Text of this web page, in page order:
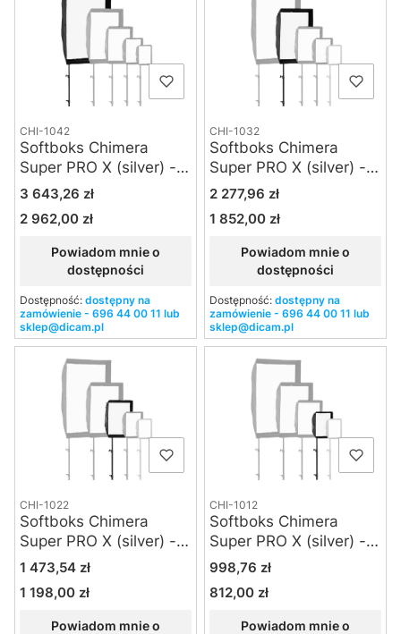
CHI-1042
Softboks Chimera
Super PRO X (silver) -
Large
Cena
3 643,26 zł
Cena
2 962,00 zł
Powiadom mnie o
dostępności
Dostępność: dostępny na
zamówienie - 696 44 00 11 lub
sklep@dicam.pl
CHI-1032
Softboks Chimera
Super PRO X (silver) -
Medium
Cena
2 277,96 zł
Cena
1 852,00 zł
Powiadom mnie o
dostępności
Dostępność: dostępny na
zamówienie - 696 44 00 11 lub
sklep@dicam.pl
CHI-1022
Softboks Chimera
Super PRO X (silver) -
Small
Cena
1 473,54 zł
Cena
1 198,00 zł
Powiadom mnie o
CHI-1012
Softboks Chimera
Super PRO X (silver) -
XS
Cena
998,76 zł
Cena
812,00 zł
Powiadom mnie o